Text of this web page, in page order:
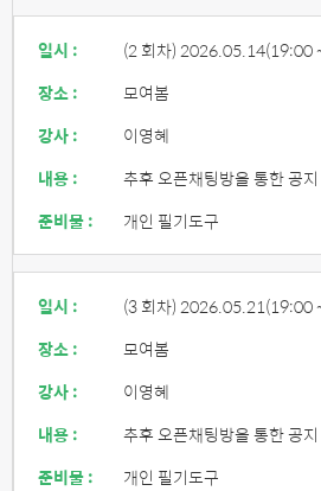
일시 : (2 회차) 2026.05.14(19:00
장소 :
모여봄
강사 :
이영혜
내용 :
추후 오픈채팅방을 통한 공지
준비물 :
개인 필기도구
일시 : (3 회차) 2026.05.21(19:00
장소 :
모여봄
강사 :
이영혜
내용 :
추후 오픈채팅방을 통한 공지
준비물 :
개인 필기도구